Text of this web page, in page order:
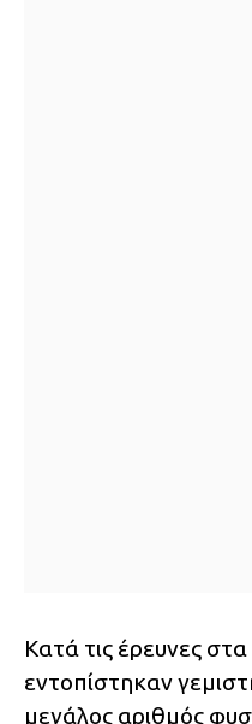
Κατά τις έρευνες στα
εντοπίστηκαν
μεγάλος αριθμός